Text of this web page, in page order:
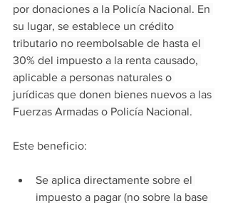
por donaciones a la Policía Nacional. En
su lugar, se establece un crédito
tributario no reembolsable de hasta el
30% del impuesto a la renta causado,
aplicable a personas naturales o
jurídicas que donen bienes nuevos a las
Fuerzas Armadas o Policía Nacional.
Este beneficio:
Se aplica directamente sobre el
impuesto a pagar (no sobre la base